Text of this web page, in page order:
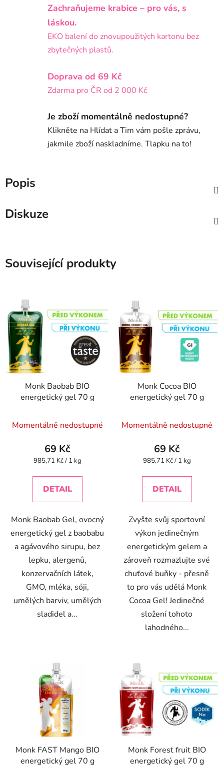
Zachraňujeme krabice – pro vás, s
láskou.
EKO balení do znovupoužitých kartonu bez
zbytečných plastů.
Doprava od 69 Kč
Zdarma pro ČR od 2 000 Kč
Je zboží momentálně nedostupné?
Klikněte na Hlídat a Tim vám pošle zprávu,
jakmile zboží naskladníme. Tlapku na to!
Popis
Diskuze
Související produkty
Monk Baobab BIO
energetický gel 70 g
Momentálně nedostupné
69 Kč
Měrná
985,71 Kč / 1 kg
DETAIL
Monk Baobab Gel, ovocný
energetický gel z baobabu
a agávového sirupu, bez
lepku, alergenů,
konzervačních látek,
GMO, mléka, sóji,
umělých barviv, umělých
sladidel a...
Monk Cocoa BIO
energetický gel 70 g
Momentálně nedostupné
69 Kč
Měrná
985,71 Kč / 1 kg
DETAIL
Zvyšte svůj sportovní
výkon jedinečným
energetickým gelem a
zároveň rozmazlujte své
chuťové buňky - přesně
to pro vás udělá Monk
Cocoa Gel! Jedinečné
složení tohoto
lahodného...
Monk FAST Mango BIO
energetický gel 70 g
Monk Forest fruit BIO
energetický gel 70 g